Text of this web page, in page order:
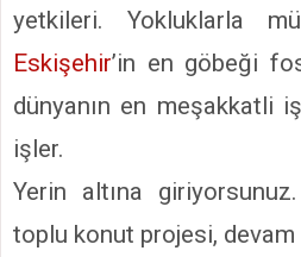
yetkileri. Yokluklarla
Eskişehir’in en göbeği
dünyanın en meşakkatli
işler.
Yerin altına
toplu konut projesi,